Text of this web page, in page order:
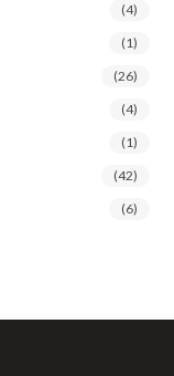
(4)
(1)
(26)
(4)
(1)
(42)
(6)